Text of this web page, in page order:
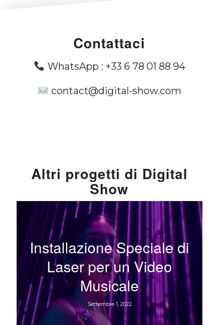
Contattaci
WhatsApp : +33 6 78 01 88 94
contact@digital-show.com
Altri progetti di Digital
Show
Installazione Speciale di
Laser per un Video
Musicale
Settembre 1, 2022